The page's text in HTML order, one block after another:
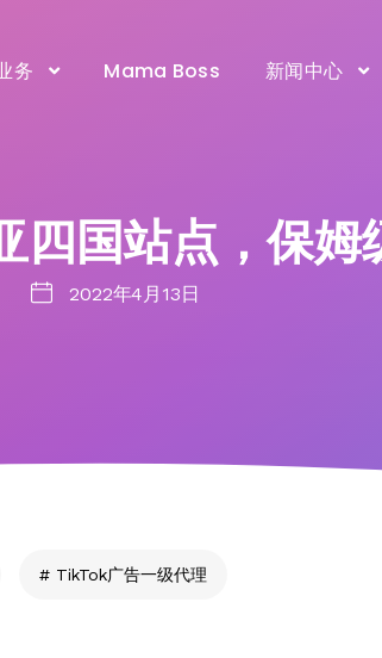
务 Mama Boss 新闻中心
国站点，保姆
2022年4月13日
TikTok广告一级代理